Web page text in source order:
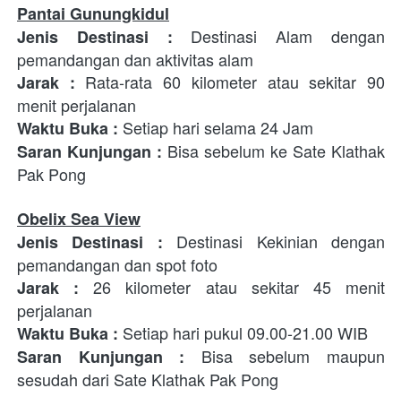
Pantai Gunungkidul
Jenis Destinasi
: Destinasi Alam dengan
pemandangan dan aktivitas alam
Jarak : Rata-rata 60 kilometer atau sekitar 90
menit perjalanan
Waktu Buka : Setiap hari selama 24 Jam
Saran Kunjungan : Bisa sebelum ke Sate Klathak
Pak Pong
Obelix Sea View
Jenis Destinasi
: Destinasi Kekinian dengan
pemandangan dan spot foto
Jarak : 26 kilometer atau sekitar 45 menit
perjalanan
Waktu Buka : Setiap hari pukul 09.00-21.00 WIB
Saran Kunjungan : Bisa sebelum maupun
sesudah dari Sate Klathak Pak Pong